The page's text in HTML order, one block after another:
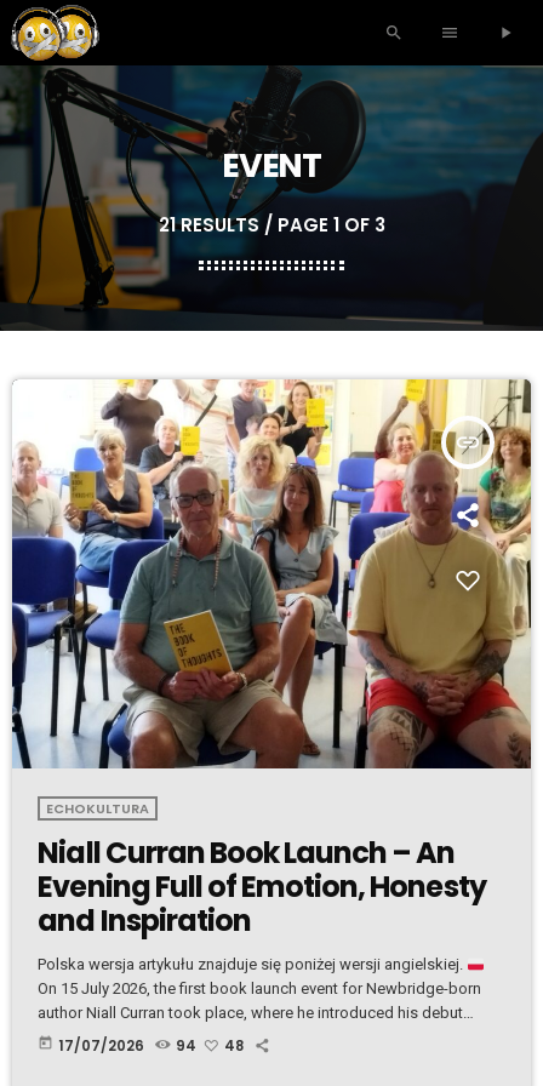
search menu play_arrow
EVENT
21 RESULTS / PAGE 1 OF 3
insert_link
ECHOKULTURA
Niall Curran Book Launch – An
Evening Full of Emotion, Honesty
and Inspiration
Polska wersja artykułu znajduje się poniżej wersji angielskiej.
On 15 July 2026, the first book launch event for Newbridge-born
author Niall Curran took place, where he introduced his debut
book, "The Book of Thoughts." Niall opened the evening by warmly
today 17/07/2026 94 48